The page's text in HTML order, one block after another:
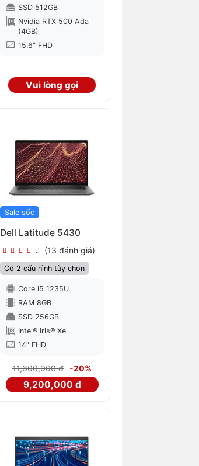
SSD 512GB
Nvidia RTX 500 Ada
(4GB)
15.6" FHD
Vui lòng gọi
Sale sốc
Dell Latitude 5430
(13 đánh giá)
Có 2 cấu hình tùy chọn
Core i5 1235U
RAM 8GB
SSD 256GB
Intel® Iris® Xe
14" FHD
11,600,000 đ -20%
9,200,000 đ